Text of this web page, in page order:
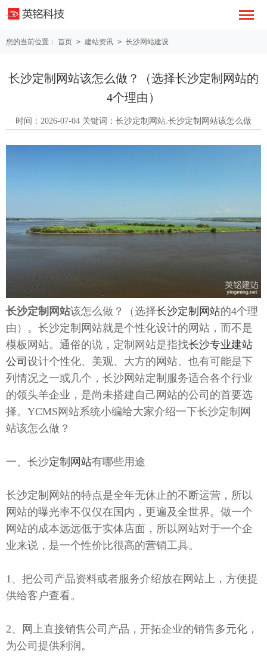
您的当前位置： 首页 > 建站资讯 > 长沙网站建设
长沙定制网站该怎么做？（选择长沙定制网站的
4个理由）
时间：2026-07-04 关键词：长沙定制网站.长沙定制网站该怎么做
长沙定制网站该怎么做？（选择长沙定制网站的4个理
由）。长沙定制网站就是个性化设计的网站，而不是
模板网站。通俗的说，定制网站是指找长沙专业建站
公司 设计个性化、美观、大方的网站。也有可能是下
列情况之一或几个，长沙网站定制服务适合各个行业
的领头羊企业，是尚未搭建自己网站的公司的首要选
择。YCMS网站系统小编给大家介绍一下长沙定制网
站该怎么做？
一、长沙定制网站有哪些用途
长沙定制网站的特点是全年无休止的不断运营，所以
网站的曝光率不仅仅在国内，更遍及全世界。做一个
网站的成本远远低于实体店面，所以网站对于一个企
业来说，是一个性价比很高的营销工具。
1、把公司产品资料或者服务介绍放在网站上，方便提
供给客户查看。
2、网上直接销售公司产品，开拓企业的销售多元化，
为公司提供利润。